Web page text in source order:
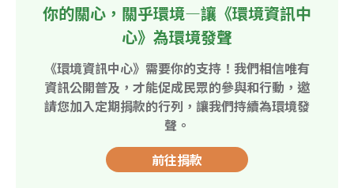
你的關心，關乎環境—讓《環境資訊中
心》為環境發聲
《環境資訊中心》需要你的支持！我們相信唯有
資訊公開普及，才能促成民眾的參與和行動，邀
請您加入定期捐款的行列，讓我們持續為環境發
聲。
前往捐款